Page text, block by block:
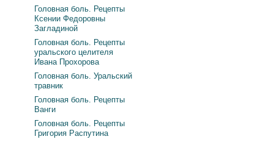
Головная боль. Рецепты
Ксении Федоровны
Загладиной
Головная боль. Рецепты
уральского целителя
Ивана Прохорова
Головная боль. Уральский
травник
Головная боль. Рецепты
Ванги
Головная боль. Рецепты
Григория Распутина